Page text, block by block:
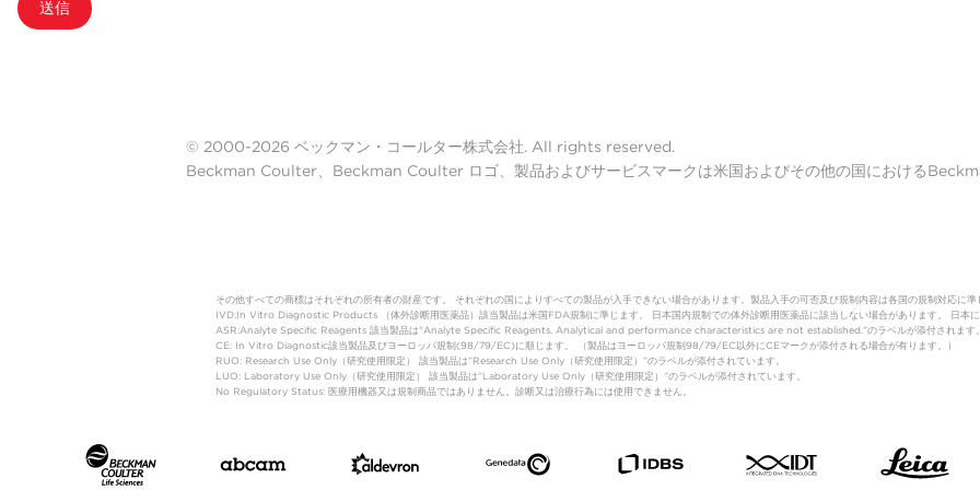
送信
© 2000-2026 ベックマン・コールター株式会社. All rights reserved.
Beckman Coulter、Beckman Coulter ロゴ、製品およびサービスマークは米国およびその他の国における
その他すべての商標はそれぞれの所有者の財産です。 それぞれの国によりすべての製品が入手できない場合があります。製品入手の可否及び規制内容は各国の規制対応に
IVD:In Vitro Diagnostic Products （体外診断用医薬品）該当製品は米国FDA規制に準じます。 日本国内規制での体外診断用医薬品に該当しない場合があります。 日本
ASR:Analyte Specific Reagents 該当製品は”Analyte Specific Reagents. Analytical and performance characteristics are not established.”のラベルが添付されます
CE: In Vitro Diagnostic該当製品及びヨーロッパ規制(98/79/EC)に順じます。 （製品はヨーロッパ規制98/79/EC以外にCEマークが添付される場合が有ります。）
RUO: Research Use Only（研究使用限定） 該当製品は”Research Use Only（研究使用限定）”のラベルが添付されています。
LUO: Laboratory Use Only（研究使用限定） 該当製品は”Laboratory Use Only（研究使用限定）”のラベルが添付されています。
No Regulatory Status: 医療用機器又は規制商品ではありません。診断又は治療行為には使用できません。